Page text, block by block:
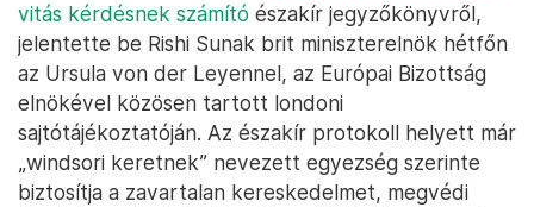
vitás kérdésnek számító északír jegyzőkönyvről,
jelentette be Rishi Sunak brit miniszterelnök hétfőn
az Ursula von der Leyennel, az Európai Bizottság
elnökével közösen tartott londoni
sajtótájékoztatóján. Az északír protokoll helyett már
„windsori keretnek” nevezett egyezség szerinte
biztosítja a zavartalan kereskedelmet, megvédi